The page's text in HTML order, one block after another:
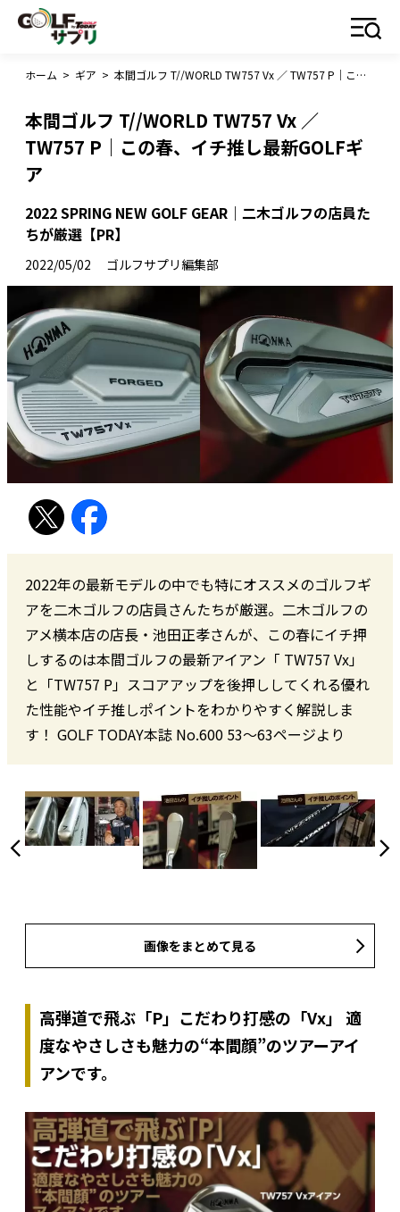
ホーム > ギア > 本間ゴルフ T//WORLD TW757 Vx ／ TW757 P｜この春、イチ推し最新GOLFギア
本間ゴルフ T//WORLD TW757 Vx ／
TW757 P｜この春、イチ推し最新GOLFギ
ア
2022 SPRING NEW GOLF GEAR｜二木ゴルフの店員た
ちが厳選【PR】
2022/05/02 ゴルフサプリ編集部
2022年の最新モデルの中でも特にオススメのゴルフギ
アを二木ゴルフの店員さんたちが厳選。二木ゴルフの
アメ横本店の店長・池田正孝さんが、この春にイチ押
しするのは本間ゴルフの最新アイアン「 TW757 Vx」
と「TW757 P」スコアアップを後押ししてくれる優れ
た性能やイチ推しポイントをわかりやすく解説しま
す！ GOLF TODAY本誌 No.600 53〜63ページより
画像をまとめて見る
高弾道で飛ぶ「P」こだわり打感の「Vx」 適
度なやさしさも魅力の“本間顔”のツアーアイ
アンです。